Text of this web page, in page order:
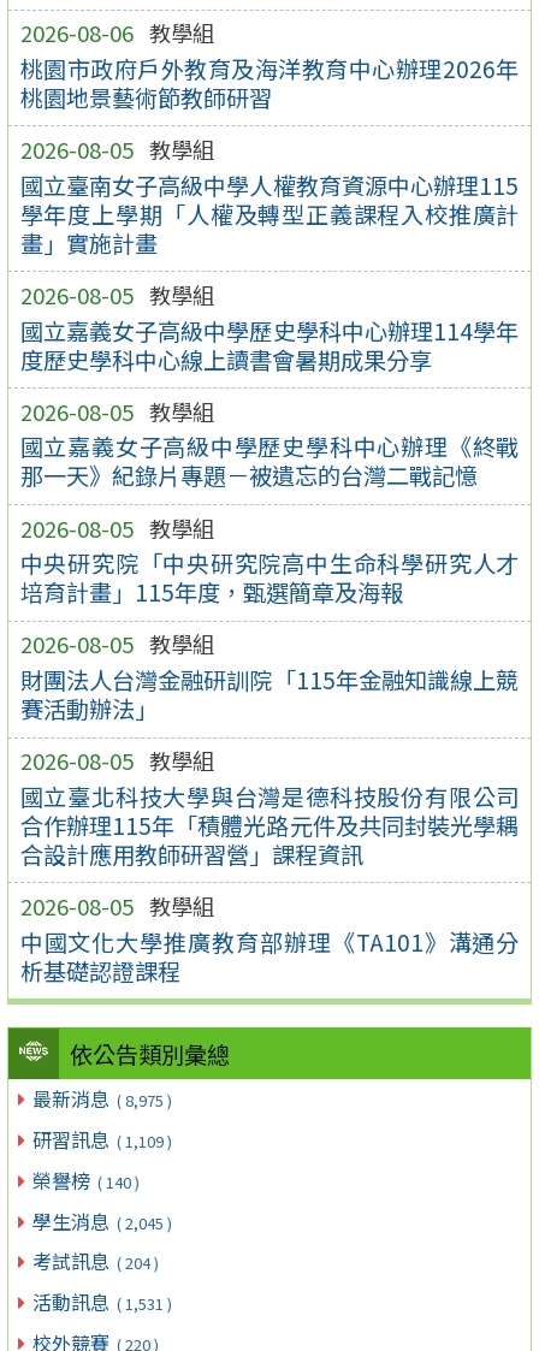
2026-08-06 教學組
桃園市政府戶外教育及海洋教育中心辦理2026年
桃園地景藝術節教師研習
2026-08-05 教學組
國立臺南女子高級中學人權教育資源中心辦理115
學年度上學期「人權及轉型正義課程入校推廣計
畫」實施計畫
2026-08-05 教學組
國立嘉義女子高級中學歷史學科中心辦理114學年
度歷史學科中心線上讀書會暑期成果分享
2026-08-05 教學組
國立嘉義女子高級中學歷史學科中心辦理《終戰
那一天》紀錄片專題－被遺忘的台灣二戰記憶
2026-08-05 教學組
中央研究院「中央研究院高中生命科學研究人才
培育計畫」115年度，甄選簡章及海報
2026-08-05 教學組
財團法人台灣金融研訓院「115年金融知識線上競
賽活動辦法」
2026-08-05 教學組
國立臺北科技大學與台灣是德科技股份有限公司
合作辦理115年「積體光路元件及共同封裝光學耦
合設計應用教師研習營」課程資訊
2026-08-05 教學組
中國文化大學推廣教育部辦理《TA101》溝通分
析基礎認證課程
依公告類別彙總
最新消息 ( 8,975 )
研習訊息 ( 1,109 )
榮譽榜 ( 140 )
學生消息 ( 2,045 )
考試訊息 ( 204 )
活動訊息 ( 1,531 )
校外競賽 ( 220 )